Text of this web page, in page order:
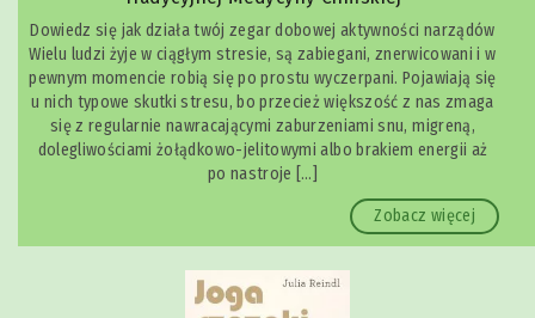
Dowiedz się jak działa twój zegar dobowej aktywności narządów
Wielu ludzi żyje w ciągłym stresie, są zabiegani, znerwicowani i w
pewnym momencie robią się po prostu wyczerpani. Pojawiają się
u nich typowe skutki stresu, bo przecież większość z nas zmaga
się z regularnie nawracającymi zaburzeniami snu, migreną,
dolegliwościami żołądkowo-jelitowymi albo brakiem energii aż
po nastroje […]
Zobacz więcej